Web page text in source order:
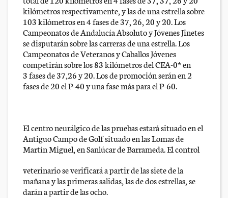
kilómetros respectivamente, y las de una estrella sobre
103 kilómetros en 4 fases de 37, 26, 20 y 20. Los
Campeonatos de Andalucía Absoluto y Jóvenes Jinetes
se disputarán sobre las carreras de una estrella. Los
Campeonatos de Veteranos y Caballos Jóvenes
competirán sobre los 83 kilómetros del CEA-0* en
3 fases de 37,26 y 20. Los de promoción serán en 2
fases de 20 el P-40 y una fase más para el P-60.
El centro neurálgico de las pruebas estará situado en el
Antiguo Campo de Golf situado en las Lomas de
Martín Miguel, en Sanlúcar de Barrameda. El control
veterinario se verificará a partir de las siete de la
mañana y las primeras salidas, las de dos estrellas, se
darán a partir de las ocho.